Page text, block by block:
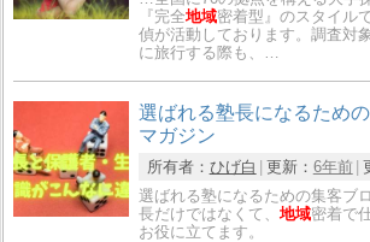
『完全地域密着型』のスタイル
偵が活動しております。調査対
に旅行する際も、…
選ばれる塾長になるため
マガジン
所有者： ひげ白 更新： 6年前
選ばれる塾になるための集客ブ
長だけではなくて、地域密着で
お役に立てます。